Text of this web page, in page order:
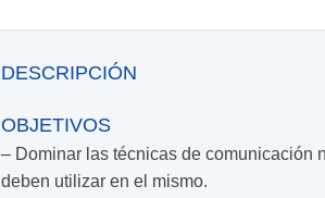
DESCRIPCIÓN
OBJETIVOS
– Dominar las técnicas de comunicación
deben utilizar en el mismo.